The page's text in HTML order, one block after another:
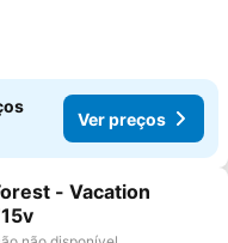
Ver preços
aos favoritos
- Vacation